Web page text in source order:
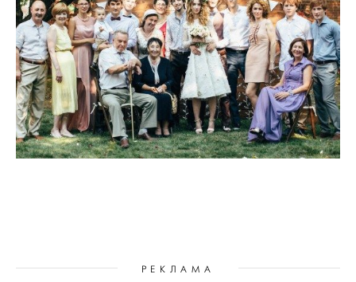
РЕКЛАМА